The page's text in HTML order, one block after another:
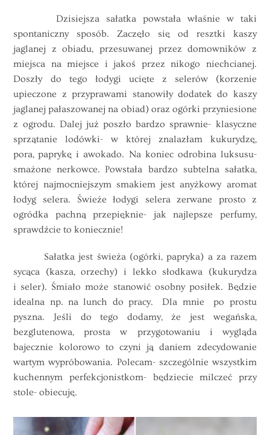
Dzisiejsza sałatka powstała właśnie w taki
spontaniczny sposób. Zaczęło się od resztki kaszy
jaglanej z obiadu, przesuwanej przez domowników z
miejsca na miejsce i jakoś przez nikogo niechcianej.
Doszły do tego łodygi ucięte z selerów (korzenie
upieczone z przyprawami stanowiły dodatek do kaszy
jaglanej pałaszowanej na obiad) oraz ogórki przyniesione
z ogrodu. Dalej już poszło bardzo sprawnie- klasyczne
sprzątanie lodówki- w której znalazłam kukurydzę,
pora, paprykę i awokado. Na koniec odrobina luksusu-
smażone nerkowce. Powstała bardzo subtelna sałatka,
której najmocniejszym smakiem jest anyżkowy aromat
łodyg selera. Świeże łodygi selera zerwane prosto z
ogródka pachną przepięknie- jak najlepsze perfumy,
sprawdźcie to koniecznie!
Sałatka jest świeża (ogórki, papryka) a za razem
sycąca (kasza, orzechy) i lekko słodkawa (kukurydza
i seler). Śmiało może stanowić osobny posiłek. Będzie
idealna np. na lunch do pracy. Dla mnie po prostu
pyszna. Jeśli do tego dodamy, że jest wegańska,
bezglutenowa, prosta w przygotowaniu i wygląda
bajecznie kolorowo to czyni ją daniem zdecydowanie
wartym wypróbowania. Polecam- szczególnie wszystkim
kuchennym perfekcjonistkom- będziecie milczeć przy
stole- obiecuję.